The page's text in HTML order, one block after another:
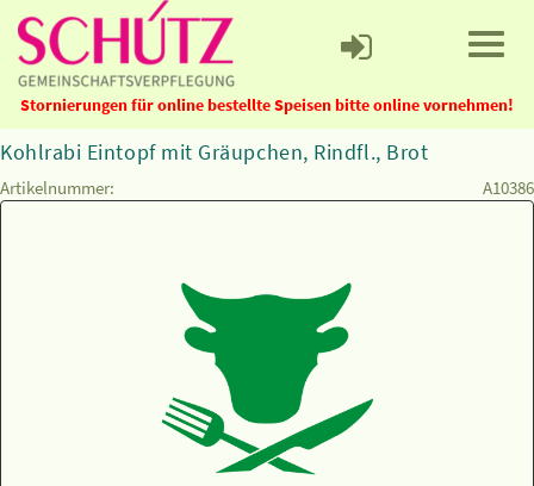
Stornierungen für online bestellte Speisen bitte online vornehmen!
Kohlrabi Eintopf mit Gräupchen, Rindfl., Brot
Artikelnummer: A10386